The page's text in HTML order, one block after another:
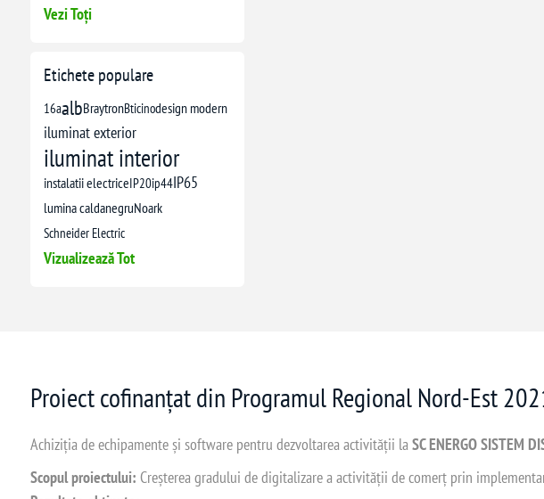
Vezi Toți
Etichete populare
16aalbBraytronBticinodesign modern
iluminat exterior
iluminat interior
instalatii electriceIP20ip44IP65
lumina caldanegruNoark
Schneider Electric
Vizualizează Tot
Proiect cofinanțat din Programul Regional Nord-Est
Achiziția de echipamente și software pentru dezvoltarea activității laSC ENERGO SISTEM
Scopul proiectului: Creșterea gradului de digitalizare a activității de comerț prin